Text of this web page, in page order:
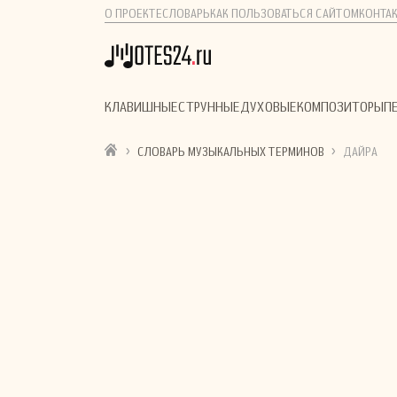
О ПРОЕКТЕСЛОВАРЬ КАК ПОЛЬЗОВАТЬСЯ САЙТОМ
КЛАВИШНЫЕСТРУННЫЕДУХОВЫЕКОМПОЗИТОРЫ
› СЛОВАРЬ МУЗЫКАЛЬНЫХ ТЕРМИНОВ › ДАЙРА